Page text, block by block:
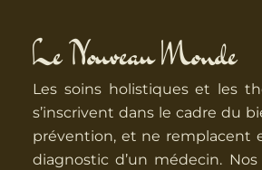
Le Nouveau Monde
Les soins holistiques et les
s’inscrivent dans le cadre du
prévention, et ne remplacent
diagnostic d’un médecin.